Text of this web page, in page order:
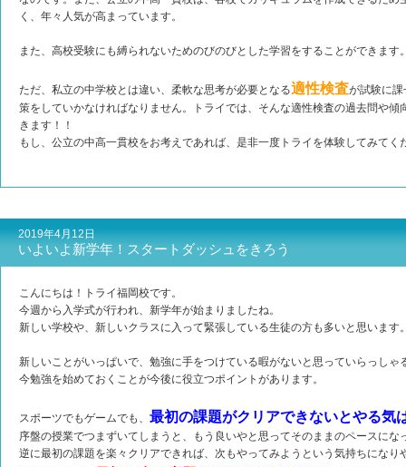
く、年々人気が高まっています。
また、高校受験にも縛られないためのびのびとした学習をすることができます
ただ、私立の中学校とは違い、柔軟な思考が必要となる適性検査が試験に
策をしていかなければなりません。トライでは、そんな適性検査の過去問や
きます！！
もし、公立の中高一貫校をお考えであれば、是非一度トライを体験してみてく
2019年4月12日
いよいよ新学年！スタートダッシュをきろう
こんにちは！トライ福岡校です。
今週から入学式が行われ、新学年が始まりましたね。
新しい学校や、新しいクラスに入って緊張している生徒の方も多いと思います
新しいことがいっぱいで、勉強に手をつけている暇がないと思っていらっしゃ
今勉強を始めておくことが今後に役立つポイントがあります。
スポーツでもゲームでも、 最初の課題がクリアできないとやる気
序盤の授業でつまずいてしまうと、もう良いやと思ってそのままのペースにな
逆に最初の課題を楽々クリアできれば、次もやってみようという気持ちになり